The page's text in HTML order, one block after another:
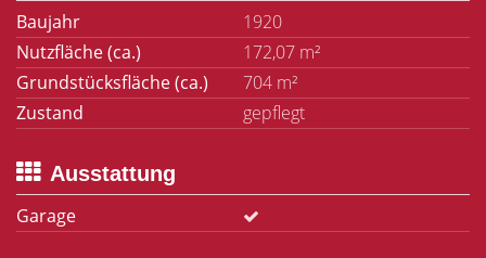
Baujahr
1920
Nutzfläche (ca.)
172,07 m²
Grundstücksfläche (ca.)
704 m²
Zustand
gepflegt
Ausstattung
Garage